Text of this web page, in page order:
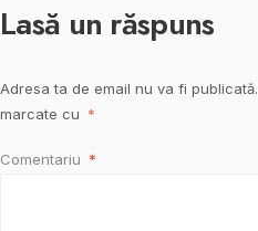
Lasă un răspuns
Adresa ta de email nu va fi publicată.
marcate cu *
Comentariu *